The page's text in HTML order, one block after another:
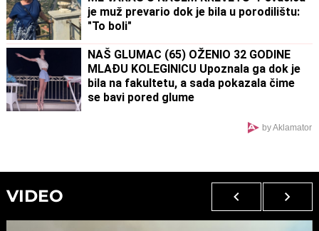
je muž prevario dok je bila u porodilištu:
"To boli"
NAŠ GLUMAC (65) OŽENIO 32 GODINE
MLAĐU KOLEGINICU Upoznala ga dok je
bila na fakultetu, a sada pokazala čime
se bavi pored glume
by Aklamator
VIDEO